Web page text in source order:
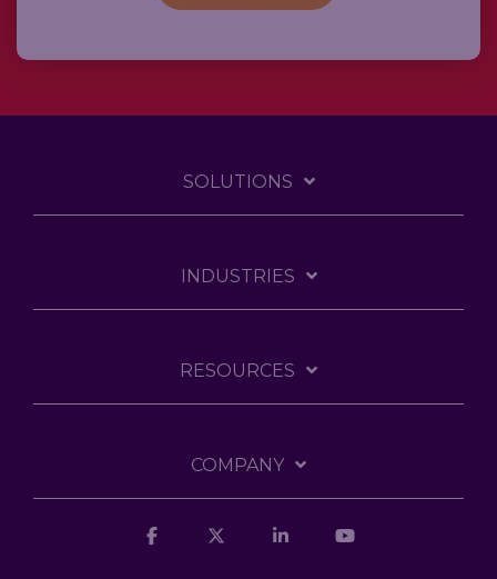
SOLUTIONS
INDUSTRIES
RESOURCES
COMPANY
Facebook Linkedin